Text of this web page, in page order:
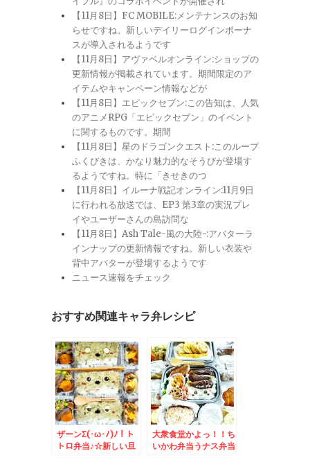
【11月8日】FC MOBILE:メンテナンスのお知
らせですね。新しいデイリーログインボーナ
スが導入されるようです
【11月8日】アヴァベルオンライン:ショップの
更新情報が掲載されています。期間限定のア
イテムやキャンペーン情報などが
【11月8日】エピックセブン:この告知は、人気
のアニメRPG「エピックセブン」のイベント
に関するものです。期間
【11月8日】星のドラゴンクエスト:このループ
ふくびきは、かなり魅力的なそうびが登場す
るようですね。特に「きせきのつ
【11月8日】イルーナ戦記オンライン:11月9日
に行われる放送では、EP3 第3章の実況プレ
イやユーザーさんの島訪問な
【11月8日】Ash Tale-風の大陸-:アバターラ
インナップの更新情報ですね。新しい衣装や
背中アバターが登場するようです
ニュース速報をチェック
おすすめ関連キャラ弁レシピ
ザーンΣ(･ω･ﾉ)ﾉ！ト
トロ弁当♪☆新しい旦
大衆食堂かよっ！！ち
いかわ弁当うナス弁当